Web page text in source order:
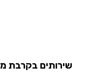
שירותים בקרבת